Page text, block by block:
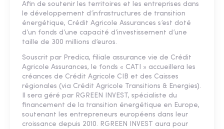
Afin de soutenir les territoires et les entreprises dans
le développement d’infrastructures de transition
énergétique, Crédit Agricole Assurances s’est doté
d’un fonds d’une capacité d’investissement d’une
taille de 300 millions d’euros.
Souscrit par Predica, filiale assurance vie de Crédit
Agricole Assurances, le fonds « CATI » accueillera les
créances de Crédit Agricole CIB et des Caisses
régionales (via Crédit Agricole Transitions & Energies).
Il sera géré par RGREEN INVEST, spécialiste du
financement de la transition énergétique en Europe,
soutenant les entrepreneurs européens dans leur
croissance depuis 2010. RGREEN INVEST aura pour